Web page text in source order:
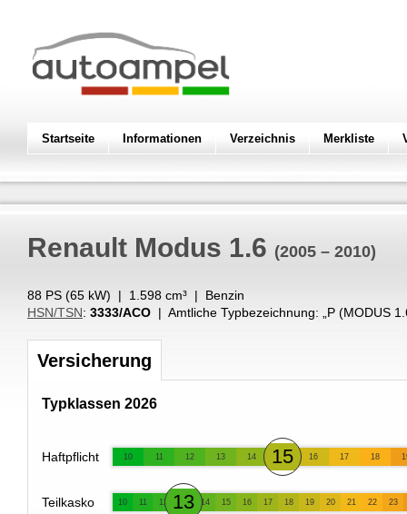
Startseite Informationen Verzeichnis Merkliste
Renault Modus 1.6 (2005 – 2010)
88 PS (65 kW) | 1.598 cm³ | Benzin
HSN/TSN: 3333/ACO | Amtliche Typbezeichnung: „ P (MODUS
Versicherung
Typklassen 2026
Haftpflicht 10 11 12 13 14 15 16 17 18
Teilkasko 10 11 12 13 14 15 16 17 18 19 20 21 22 23